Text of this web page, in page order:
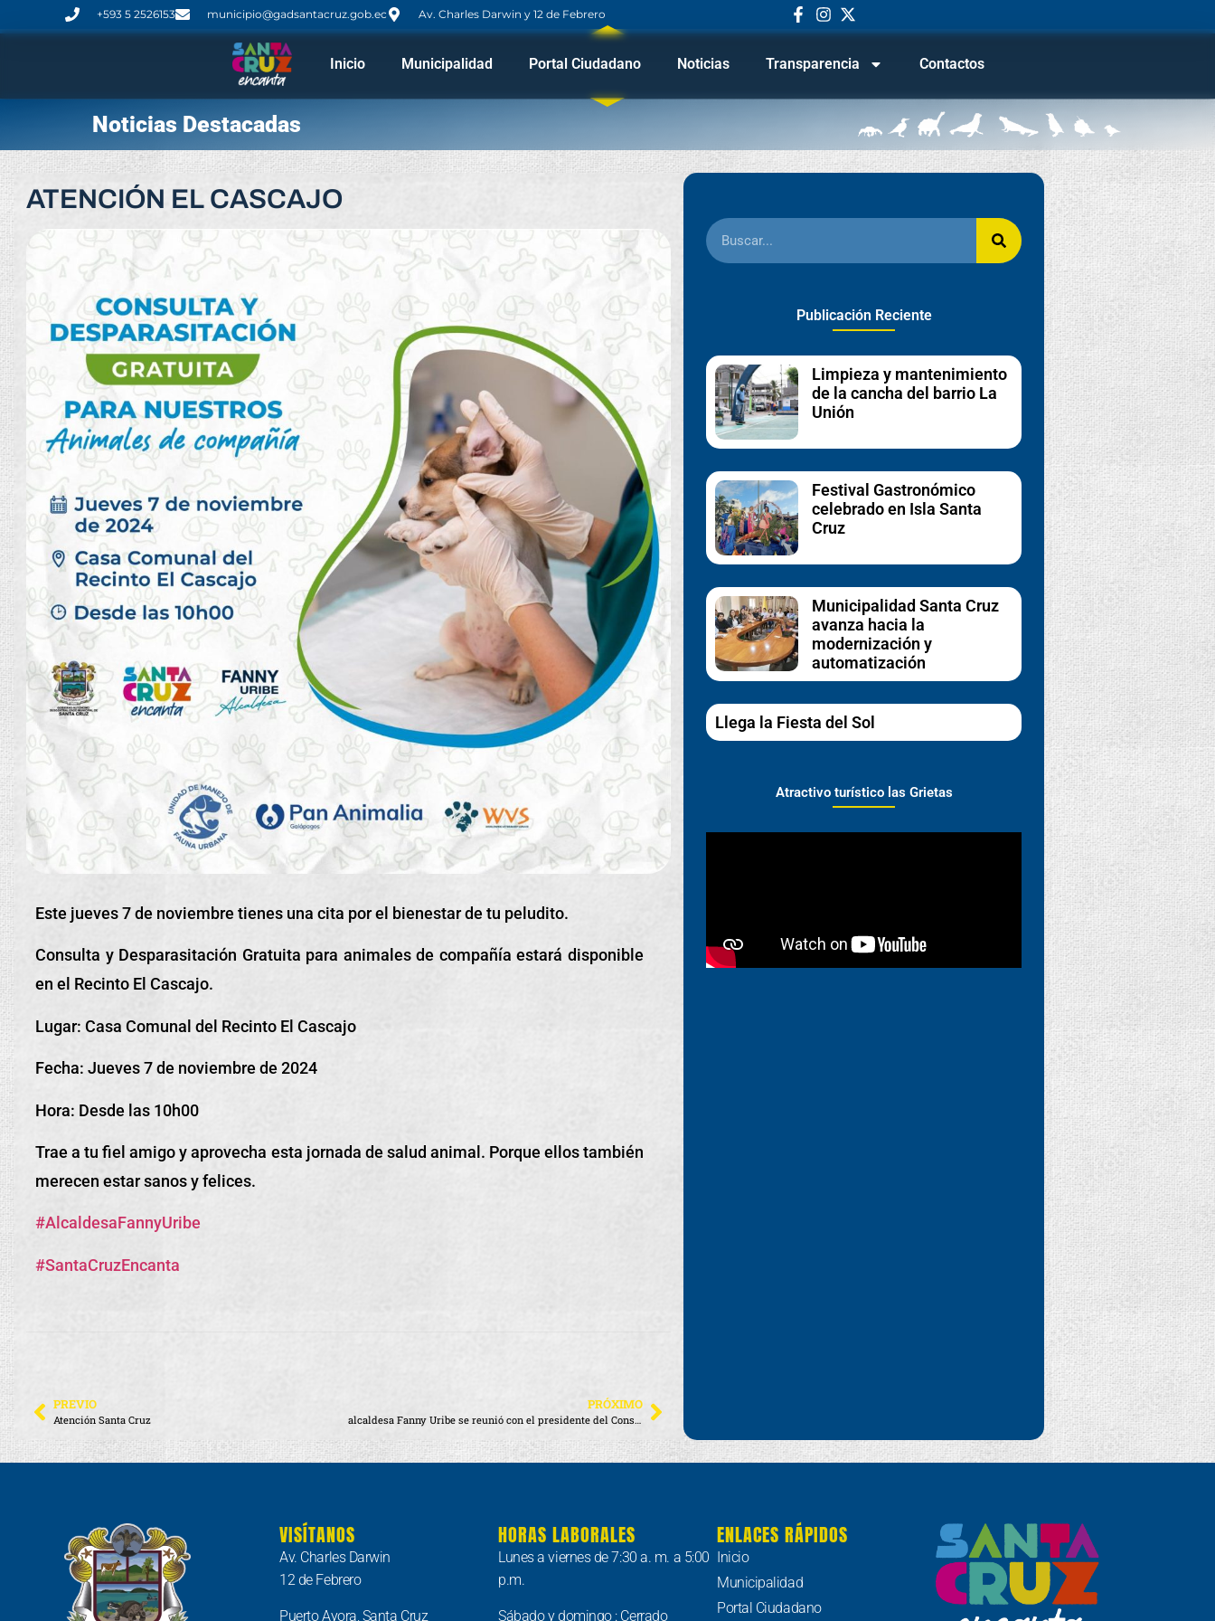
+593 5 2526153 municipio@gadsantacruz.gob.ec Av. Charles Darwin y 12 de Febrero
Inicio Municipalidad Portal Ciudadano Noticias Transparencia Contactos
Noticias Destacadas
ATENCIÓN EL CASCAJO
Este jueves 7 de noviembre tienes una cita por el bienestar de tu peludito.
Consulta y Desparasitación Gratuita para animales de compañía estará disponible
en el Recinto El Cascajo.
Lugar: Casa Comunal del Recinto El Cascajo
Fecha: Jueves 7 de noviembre de 2024
Hora: Desde las 10h00
Trae a tu fiel amigo y aprovecha esta jornada de salud animal. Porque ellos también
merecen estar sanos y felices.
#AlcaldesaFannyUribe
#SantaCruzEncanta
PREVIO
Atención Santa Cruz
PRÓXIMO
alcaldesa Fanny Uribe se reunió con el presidente del Consejo de Gobierno de Galápago
Publicación Reciente
Limpieza y mantenimiento
de la cancha del barrio La
Unión
Festival Gastronómico
celebrado en Isla Santa
Cruz
Municipalidad Santa Cruz
avanza hacia la
modernización y
automatización
Llega la Fiesta del Sol
Atractivo turístico las Grietas
VISÍTANOS
Av. Charles Darwin
12 de Febrero
Puerto Ayora, Santa Cruz
HORAS LABORALES
Lunes a viernes de 7:30 a. m. a 5:00
p.m.
Sábado y domingo : Cerrado
ENLACES RÁPIDOS
Inicio
Municipalidad
Portal Ciudadano